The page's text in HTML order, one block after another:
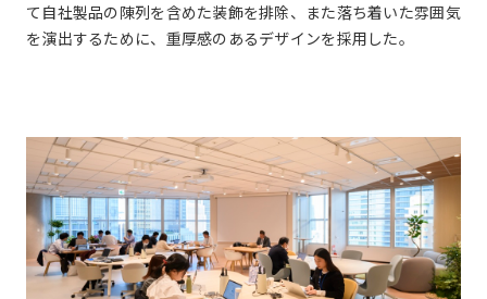
て自社製品の陳列を含めた装飾を排除、また落ち着いた雰囲気
を演出するために、重厚感のあるデザインを採用した。